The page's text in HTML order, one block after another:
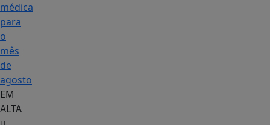
médica
para
o
mês
de
agosto
EM
ALTA